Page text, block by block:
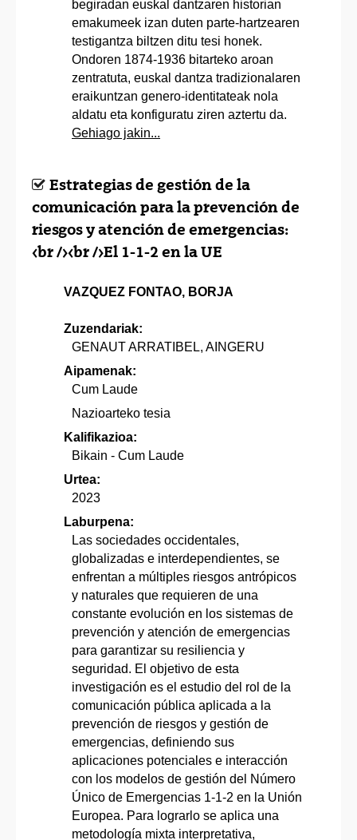
begiradan euskal dantzaren historian
emakumeek izan duten parte-hartzearen
testigantza biltzen ditu tesi honek.
Ondoren 1874-1936 bitarteko aroan
zentratuta, euskal dantza tradizionalaren
eraikuntzan genero-identitateak nola
aldatu eta konfiguratu ziren aztertu da.
Gehiago jakin...
Estrategias de gestión de la
comunicación para la prevención de
riesgos y atención de emergencias:
<br /><br />El 1-1-2 en la UE
VAZQUEZ FONTAO, BORJA
Zuzendariak:
GENAUT ARRATIBEL, AINGERU
Aipamenak:
Cum Laude
Nazioarteko tesia
Kalifikazioa:
Bikain - Cum Laude
Urtea:
2023
Laburpena:
Las sociedades occidentales,
globalizadas e interdependientes, se
enfrentan a múltiples riesgos antrópicos
y naturales que requieren de una
constante evolución en los sistemas de
prevención y atención de emergencias
para garantizar su resiliencia y
seguridad. El objetivo de esta
investigación es el estudio del rol de la
comunicación pública aplicada a la
prevención de riesgos y gestión de
emergencias, definiendo sus
aplicaciones potenciales e interacción
con los modelos de gestión del Número
Único de Emergencias 1-1-2 en la Unión
Europea. Para lograrlo se aplica una
metodología mixta interpretativa,